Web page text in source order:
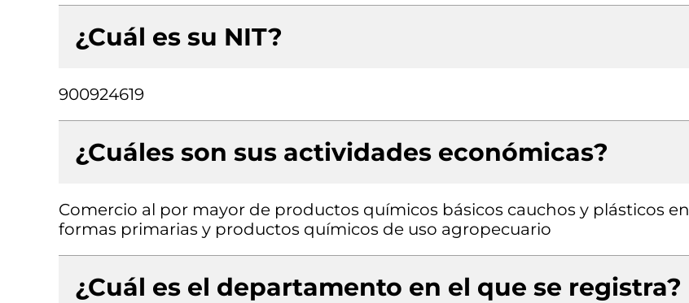
¿Cuál es su NIT?
900924619
¿Cuáles son sus actividades económicas?
Comercio al por mayor de productos químicos básicos cauchos y plásticos en
formas primarias y productos químicos de uso agropecuario
¿Cuál es el departamento en el que se registra?